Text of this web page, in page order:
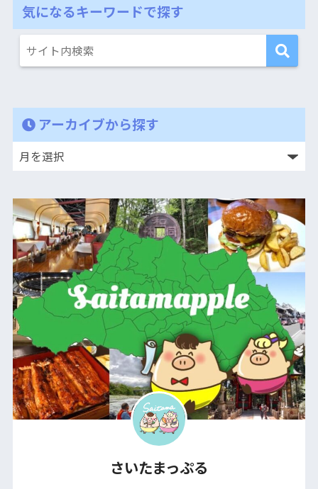
気になるキーワードで探す
アーカイブから探す
さいたまっぷる